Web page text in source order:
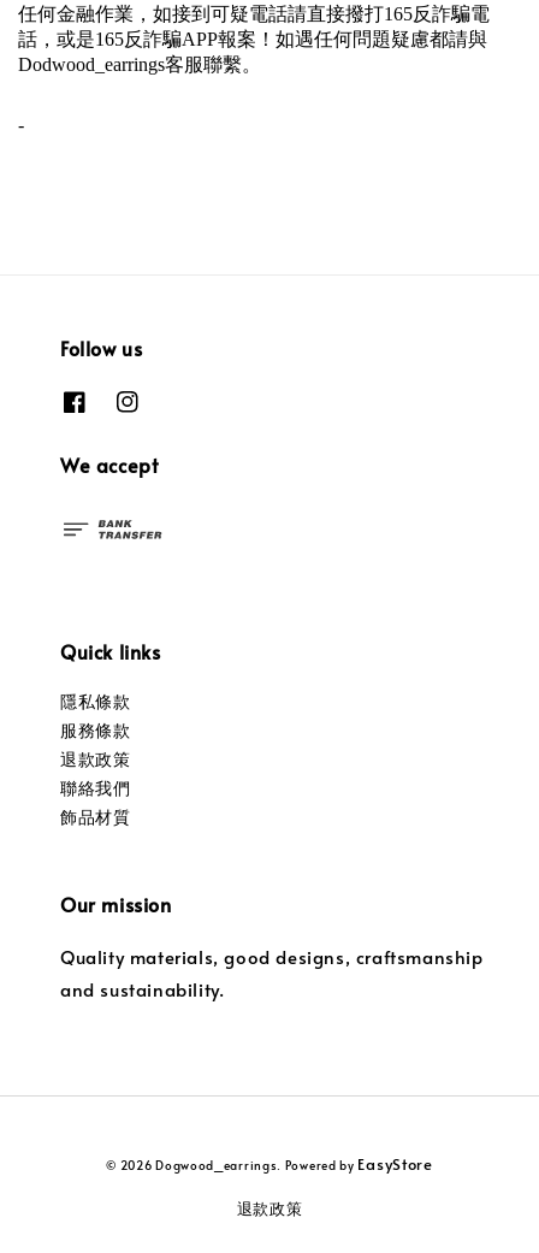
任何金融作業，如接到可疑電話請直接撥打165反詐騙電
話，或是165反詐騙APP報案！ 如遇任何問題疑慮都請與
Dodwood_earrings客服聯繫。
-
Follow us
We accept
Quick links
隱私條款
服務條款
退款政策
聯絡我們
飾品材質
Our mission
Quality materials, good designs, craftsmanship
and sustainability.
© 2026 Dogwood_earrings. Powered by EasyStore
退款政策